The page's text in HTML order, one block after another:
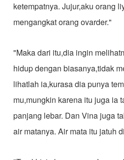
ketempatnya. Jujur,aku orang
mengangkat orang ovarder."
"Maka dari itu,dia ingin
hidup dengan biasanya,tidak
lihatlah ia,kurasa dia punya
mu,mungkin karena itu juga ia
panjang lebar. Dan Vina juga
air matanya. Air mata itu jatuh